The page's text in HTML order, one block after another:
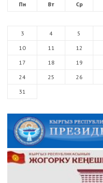
Пн
Вт Ср
3
4 5
10
11 12
17
18 19
24
25 26
31